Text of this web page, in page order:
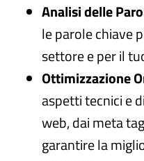
Analisi delle
le parole chiave
settore e per il
Ottimizzazione
aspetti tecnici e
web, dai meta
garantire la